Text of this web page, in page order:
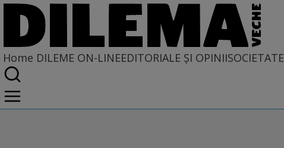
Home DILEME ON-LINEEDITORIALE ȘI OPINIISOCIETATE